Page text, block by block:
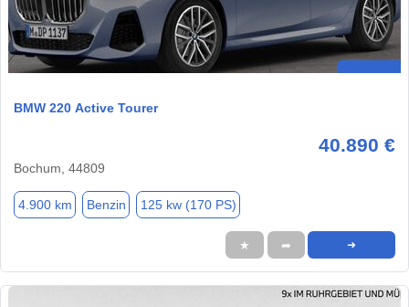
BMW 220 Active Tourer
40.890 €
Bochum, 44809
4.900 km Benzin 125 kw (170 PS)
★ ➦ ➜